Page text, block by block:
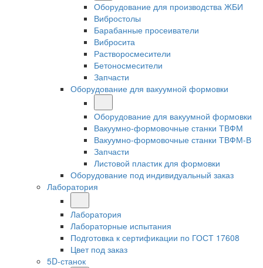
Оборудование для производства ЖБИ
Вибростолы
Барабанные просеиватели
Вибросита
Растворосмесители
Бетоносмесители
Запчасти
Оборудование для вакуумной формовки
Оборудование для вакуумной формовки
Вакуумно-формовочные станки ТВФМ
Вакуумно-формовочные станки ТВФМ-В
Запчасти
Листовой пластик для формовки
Оборудование под индивидуальный заказ
Лаборатория
Лаборатория
Лабораторные испытания
Подготовка к сертификации по ГОСТ 17608
Цвет под заказ
5D-станок